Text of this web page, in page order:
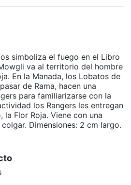
simboliza el fuego en el Libro
va al territorio del hombre
En la Manada, los Lobatos de
de Rama, hacen una
para familiarizarse con la
los Rangers les entregan
la Flor Roja. Viene con una
Dimensiones: 2 cm largo.